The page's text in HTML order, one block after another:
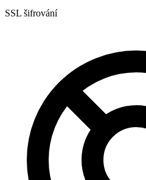
SSL šifrování